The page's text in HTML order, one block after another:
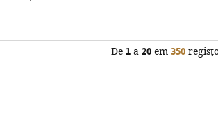
De 1 a 20 em 350